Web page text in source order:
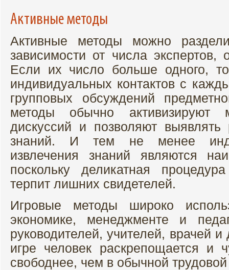
Активные методы
Активные методы можно
зависимости от числа
Если их число больше одного,
индивидуальных контактов с
групповых обсуждений
методы обычно активизируют
дискуссий и позволяют
знаний. И тем не менее
извлечения знаний являются
поскольку деликатная
терпит лишних свидетелей.
Игровые методы широко
экономике, менеджменте и
руководителей, учителей, врачей
игре человек раскрепощается и
свободнее, чем в обычной